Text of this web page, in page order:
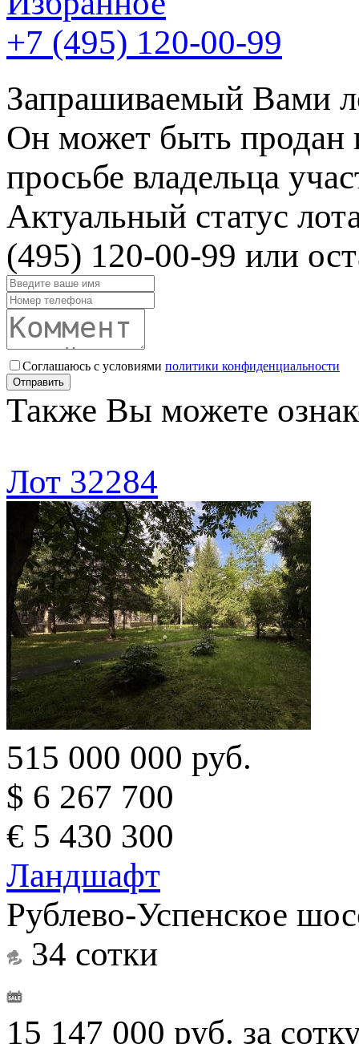
+7 (495) 120-00-99
Запрашиваемый Вами
Он может быть продан
просьбе владельца
Актуальный статус
(495) 120-00-99 или
Соглашаюсь с условиями политики конфиденциальности
Отправить
Также Вы можете
Лот 32284
515 000 000 руб.
$ 6 267 700
€ 5 430 300
Ландшафт
Рублево-Успенское
34 сотки
15 147 000 руб. за